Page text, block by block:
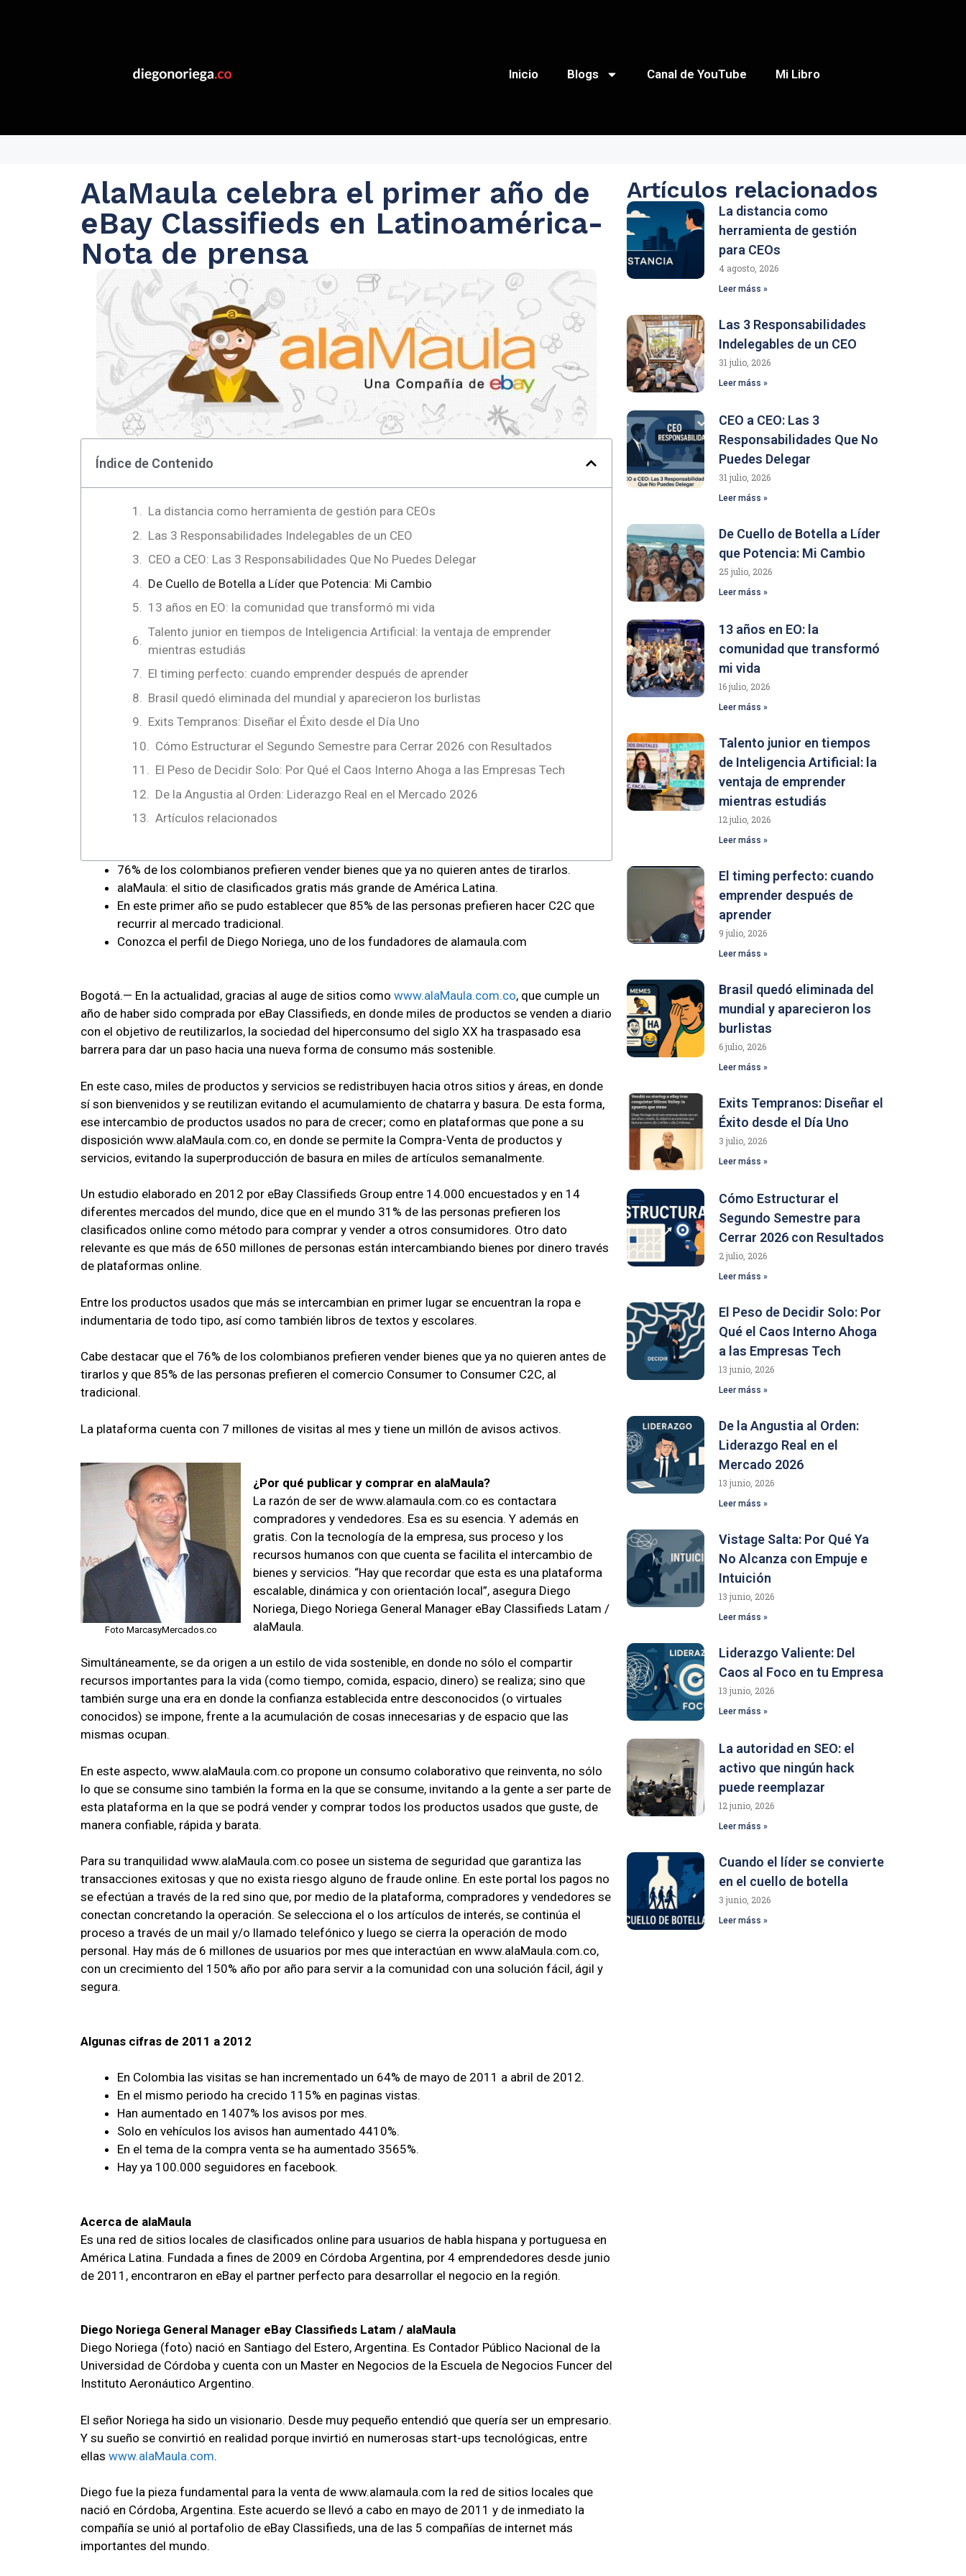
Inicio Blogs Canal de YouTube Mi Libro
AlaMaula celebra el primer año de
eBay Classifieds en Latinoamérica-
Nota de prensa
Índice de Contenido
La distancia como herramienta de gestión para CEOs
Las 3 Responsabilidades Indelegables de un CEO
CEO a CEO: Las 3 Responsabilidades Que No Puedes Delegar
De Cuello de Botella a Líder que Potencia: Mi Cambio
13 años en EO: la comunidad que transformó mi vida
Talento junior en tiempos de Inteligencia Artificial: la ventaja de emprender
mientras estudiás
El timing perfecto: cuando emprender después de aprender
Brasil quedó eliminada del mundial y aparecieron los burlistas
Exits Tempranos: Diseñar el Éxito desde el Día Uno
Cómo Estructurar el Segundo Semestre para Cerrar 2026 con Resultados
El Peso de Decidir Solo: Por Qué el Caos Interno Ahoga a las Empresas Tech
De la Angustia al Orden: Liderazgo Real en el Mercado 2026
Artículos relacionados
76% de los colombianos prefieren vender bienes que ya no quieren antes de tirarlos.
alaMaula: el sitio de clasificados gratis más grande de América Latina.
En este primer año se pudo establecer que 85% de las personas prefieren hacer C2C que
recurrir al mercado tradicional.
Conozca el perfil de Diego Noriega, uno de los fundadores de alamaula.com
Bogotá.— En la actualidad, gracias al auge de sitios como www.alaMaula.com.co, que cumple un
año de haber sido comprada por eBay Classifieds, en donde miles de productos se venden a diario
con el objetivo de reutilizarlos, la sociedad del hiperconsumo del siglo XX ha traspasado esa
barrera para dar un paso hacia una nueva forma de consumo más sostenible.
En este caso, miles de productos y servicios se redistribuyen hacia otros sitios y áreas, en donde
sí son bienvenidos y se reutilizan evitando el acumulamiento de chatarra y basura. De esta forma,
ese intercambio de productos usados no para de crecer; como en plataformas que pone a su
disposición www.alaMaula.com.co, en donde se permite la Compra-Venta de productos y
servicios, evitando la superproducción de basura en miles de artículos semanalmente.
Un estudio elaborado en 2012 por eBay Classifieds Group entre 14.000 encuestados y en 14
diferentes mercados del mundo, dice que en el mundo 31% de las personas prefieren los
clasificados online como método para comprar y vender a otros consumidores. Otro dato
relevante es que más de 650 millones de personas están intercambiando bienes por dinero través
de plataformas online.
Entre los productos usados que más se intercambian en primer lugar se encuentran la ropa e
indumentaria de todo tipo, así como también libros de textos y escolares.
Cabe destacar que el 76% de los colombianos prefieren vender bienes que ya no quieren antes de
tirarlos y que 85% de las personas prefieren el comercio Consumer to Consumer C2C, al
tradicional.
La plataforma cuenta con 7 millones de visitas al mes y tiene un millón de avisos activos.
Foto MarcasyMercados.co
¿Por qué publicar y comprar en alaMaula?
La razón de ser de www.alamaula.com.co es contactara
compradores y vendedores. Esa es su esencia. Y además en
gratis. Con la tecnología de la empresa, sus proceso y los
recursos humanos con que cuenta se facilita el intercambio de
bienes y servicios. “Hay que recordar que esta es una plataforma
escalable, dinámica y con orientación local”, asegura Diego
Noriega, Diego Noriega General Manager eBay Classifieds Latam /
alaMaula.
Simultáneamente, se da origen a un estilo de vida sostenible, en donde no sólo el compartir
recursos importantes para la vida (como tiempo, comida, espacio, dinero) se realiza; sino que
también surge una era en donde la confianza establecida entre desconocidos (o virtuales
conocidos) se impone, frente a la acumulación de cosas innecesarias y de espacio que las
mismas ocupan.
En este aspecto, www.alaMaula.com.co propone un consumo colaborativo que reinventa, no sólo
lo que se consume sino también la forma en la que se consume, invitando a la gente a ser parte de
esta plataforma en la que se podrá vender y comprar todos los productos usados que guste, de
manera confiable, rápida y barata.
Para su tranquilidad www.alaMaula.com.co posee un sistema de seguridad que garantiza las
transacciones exitosas y que no exista riesgo alguno de fraude online. En este portal los pagos no
se efectúan a través de la red sino que, por medio de la plataforma, compradores y vendedores se
conectan concretando la operación. Se selecciona el o los artículos de interés, se continúa el
proceso a través de un mail y/o llamado telefónico y luego se cierra la operación de modo
personal. Hay más de 6 millones de usuarios por mes que interactúan en www.alaMaula.com.co,
con un crecimiento del 150% año por año para servir a la comunidad con una solución fácil, ágil y
segura.
Algunas cifras de 2011 a 2012
En Colombia las visitas se han incrementado un 64% de mayo de 2011 a abril de 2012.
En el mismo periodo ha crecido 115% en paginas vistas.
Han aumentado en 1407% los avisos por mes.
Solo en vehículos los avisos han aumentado 4410%.
En el tema de la compra venta se ha aumentado 3565%.
Hay ya 100.000 seguidores en facebook.
Acerca de alaMaula
Es una red de sitios locales de clasificados online para usuarios de habla hispana y portuguesa en
América Latina. Fundada a fines de 2009 en Córdoba Argentina, por 4 emprendedores desde junio
de 2011, encontraron en eBay el partner perfecto para desarrollar el negocio en la región.
Diego Noriega General Manager eBay Classifieds Latam / alaMaula
Diego Noriega (foto) nació en Santiago del Estero, Argentina. Es Contador Público Nacional de la
Universidad de Córdoba y cuenta con un Master en Negocios de la Escuela de Negocios Funcer del
Instituto Aeronáutico Argentino.
El señor Noriega ha sido un visionario. Desde muy pequeño entendió que quería ser un empresario.
Y su sueño se convirtió en realidad porque invirtió en numerosas start-ups tecnológicas, entre
ellas www.alaMaula.com.
Diego fue la pieza fundamental para la venta de www.alamaula.com la red de sitios locales que
nació en Córdoba, Argentina. Este acuerdo se llevó a cabo en mayo de 2011 y de inmediato la
compañía se unió al portafolio de eBay Classifieds, una de las 5 compañías de internet más
importantes del mundo.
Artículos relacionados
La distancia como
herramienta de gestión
para CEOs
4 agosto, 2026
Leer máss »
Las 3 Responsabilidades
Indelegables de un CEO
31 julio, 2026
Leer máss »
CEO a CEO: Las 3
Responsabilidades Que No
Puedes Delegar
31 julio, 2026
Leer máss »
De Cuello de Botella a Líder
que Potencia: Mi Cambio
25 julio, 2026
Leer máss »
13 años en EO: la
comunidad que transformó
mi vida
16 julio, 2026
Leer máss »
Talento junior en tiempos
de Inteligencia Artificial: la
ventaja de emprender
mientras estudiás
12 julio, 2026
Leer máss »
El timing perfecto: cuando
emprender después de
aprender
9 julio, 2026
Leer máss »
Brasil quedó eliminada del
mundial y aparecieron los
burlistas
6 julio, 2026
Leer máss »
Exits Tempranos: Diseñar el
Éxito desde el Día Uno
3 julio, 2026
Leer máss »
Cómo Estructurar el
Segundo Semestre para
Cerrar 2026 con Resultados
2 julio, 2026
Leer máss »
El Peso de Decidir Solo: Por
Qué el Caos Interno Ahoga
a las Empresas Tech
13 junio, 2026
Leer máss »
De la Angustia al Orden:
Liderazgo Real en el
Mercado 2026
13 junio, 2026
Leer máss »
Vistage Salta: Por Qué Ya
No Alcanza con Empuje e
Intuición
13 junio, 2026
Leer máss »
Liderazgo Valiente: Del
Caos al Foco en tu Empresa
13 junio, 2026
Leer máss »
La autoridad en SEO: el
activo que ningún hack
puede reemplazar
12 junio, 2026
Leer máss »
Cuando el líder se convierte
en el cuello de botella
3 junio, 2026
Leer máss »